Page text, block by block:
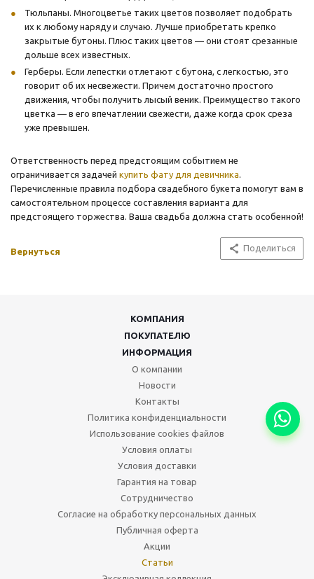
Тюльпаны. Многоцветье таких цветов позволяет подобрать
их к любому наряду и случаю. Лучше приобретать крепко
закрытые бутоны. Плюс таких цветов ― они стоят срезанные
дольше всех известных.
Герберы. Если лепестки отлетают с бутона, с легкостью, это
говорит об их несвежести. Причем достаточно простого
движения, чтобы получить лысый веник. Преимущество такого
цветка ― в его впечатлении свежести, даже когда срок среза
уже превышен.
Ответственность перед предстоящим событием не
ограничивается задачей купить фату для девичника.
Перечисленные правила подбора свадебного букета помогут вам в
самостоятельном процессе составления варианта для
предстоящего торжества. Ваша свадьба должна стать особенной!
Вернуться Поделиться
КОМПАНИЯ
ПОКУПАТЕЛЮ
ИНФОРМАЦИЯ
О компании
Новости
Контакты
Политика конфиденциальности
Использование cookies файлов
Условия оплаты
Условия доставки
Гарантия на товар
Сотрудничество
Согласие на обработку персональных данных
Публичная оферта
Акции
Статьи